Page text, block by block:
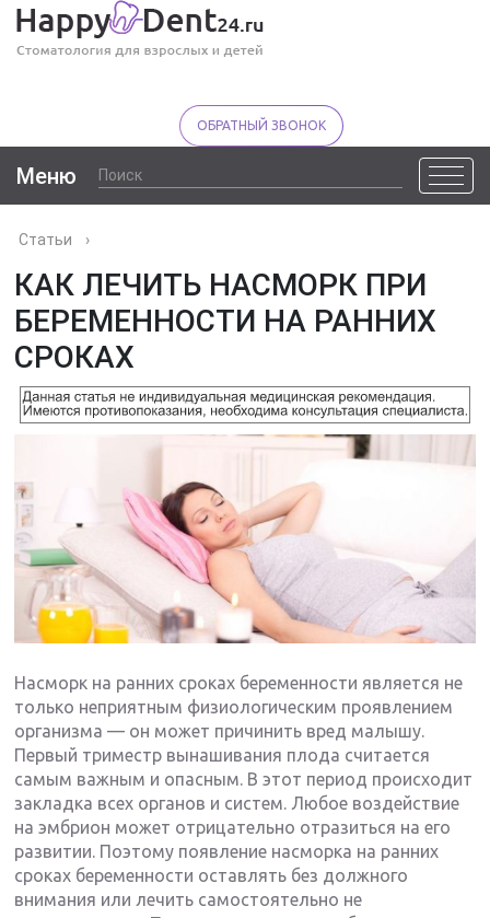
ОБРАТНЫЙ ЗВОНОК
Меню
Статьи ›
КАК ЛЕЧИТЬ НАСМОРК ПРИ
БЕРЕМЕННОСТИ НА РАННИХ
СРОКАХ
Насморк на ранних сроках беременности является не
только неприятным физиологическим проявлением
организма — он может причинить вред малышу.
Первый триместр вынашивания плода считается
самым важным и опасным. В этот период происходит
закладка всех органов и систем. Любое воздействие
на эмбрион может отрицательно отразиться на его
развитии. Поэтому появление насморка на ранних
сроках беременности оставлять без должного
внимания или лечить самостоятельно не